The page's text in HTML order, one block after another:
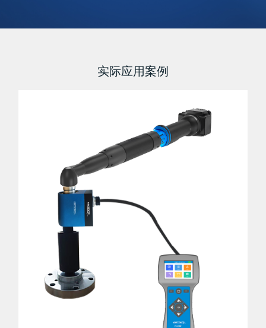
实际应用案例